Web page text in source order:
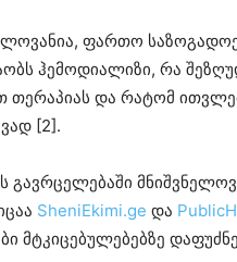
ფართო
ჰემოდიალიზი, რა
თერაპიას და რატომ
[2].
გავრცელებაში
SheniEkimi.ge და
მტკიცებულებებზე